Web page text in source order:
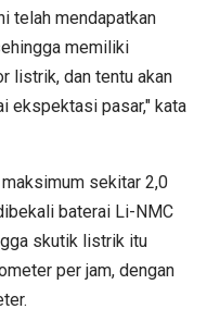
telah mendapatkan
memiliki
listrik, dan tentu akan
ekspektasi pasar," kata
sekitar 2,0
baterai Li-NMC
skutik listrik itu
per jam, dengan